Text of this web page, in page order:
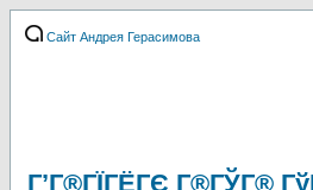
Сайт Андрея Герасимова
Г’Г®ГЇГЁГЄ Г®ГЎГ®